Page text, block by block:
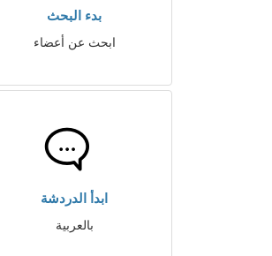
بدء البحث
ابحث عن أعضاء
ابدأ الدردشة
بالعربية